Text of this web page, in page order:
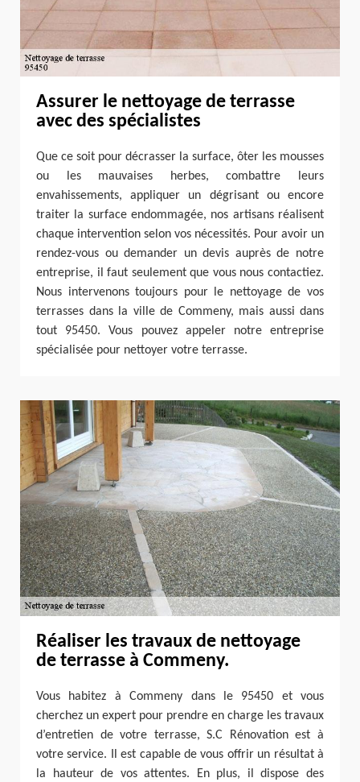
Assurer le nettoyage de terrasse
avec des spécialistes
Que ce soit pour décrasser la surface, ôter les mousses
ou les mauvaises herbes, combattre leurs
envahissements, appliquer un dégrisant ou encore
traiter la surface endommagée, nos artisans réalisent
chaque intervention selon vos nécessités. Pour avoir un
rendez-vous ou demander un devis auprès de notre
entreprise, il faut seulement que vous nous contactiez.
Nous intervenons toujours pour le nettoyage de vos
terrasses dans la ville de Commeny, mais aussi dans
tout 95450. Vous pouvez appeler notre entreprise
spécialisée pour nettoyer votre terrasse.
Réaliser les travaux de nettoyage
de terrasse à Commeny.
Vous habitez à Commeny dans le 95450 et vous
cherchez un expert pour prendre en charge les travaux
d’entretien de votre terrasse, S.C Rénovation est à
votre service. Il est capable de vous offrir un résultat à
la hauteur de vos attentes. En plus, il dispose des